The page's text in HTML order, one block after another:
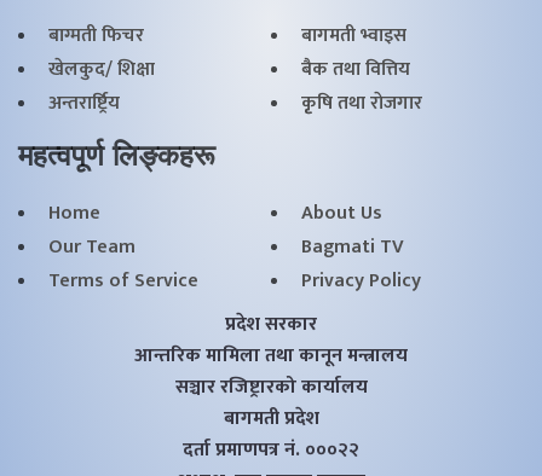
बाग्मती फिचर
बागमती भ्वाइस
खेलकुद/ शिक्षा
बैक तथा वित्तिय
अन्तरार्ष्ट्रिय
कृृषि तथा राेजगार
महत्वपूर्ण लिङ्कहरू
Home
About Us
Our Team
Bagmati TV
Terms of Service
Privacy Policy
प्रदेश सरकार
आन्तरिक मामिला तथा कानून मन्त्रालय
सञ्चार रजिष्ट्रारको कार्यालय
बागमती प्रदेश
दर्ता प्रमाणपत्र नं. ०००२२